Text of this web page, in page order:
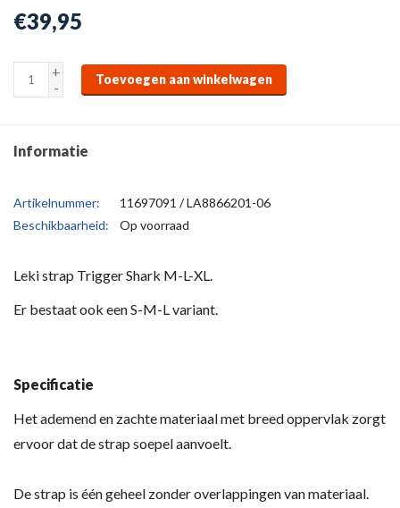
€39,95
+
-
Toevoegen aan winkelwagen
Informatie
Artikelnummer:
11697091 / LA8866201-06
Beschikbaarheid:
Op voorraad
Leki strap Trigger Shark M-L-XL.
Er bestaat ook een S-M-L variant.
Specificatie
Het ademend en zachte materiaal met breed oppervlak zorgt
ervoor dat de strap soepel aanvoelt.
De strap is één geheel zonder overlappingen van materiaal.